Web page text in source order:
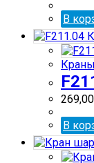
В
269,00
В